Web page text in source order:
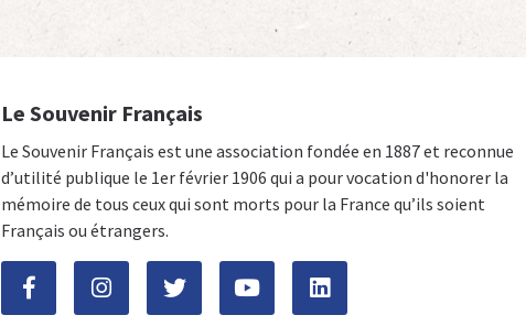
Le Souvenir Français
Le Souvenir Français est une association fondée en 1887 et reconnue
d’utilité publique le 1er février 1906 qui a pour vocation d'honorer la
mémoire de tous ceux qui sont morts pour la France qu’ils soient
Français ou étrangers.